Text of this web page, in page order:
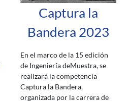
Captura la
Bandera 2023
En el marco de la 15 edición
de Ingeniería deMuestra, se
realizará la competencia
Captura la Bandera,
organizada por la carrera de